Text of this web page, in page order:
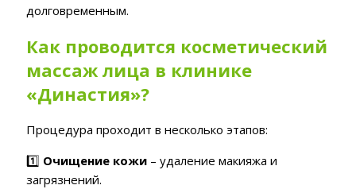
долговременным.
Как проводится косметический
массаж лица в клинике
«Династия»?
Процедура проходит в несколько этапов:
1️⃣ Очищение кожи – удаление макияжа и
загрязнений.